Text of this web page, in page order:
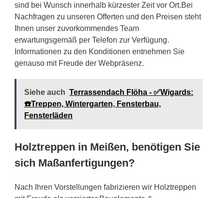
sind bei Wunsch innerhalb kürzester Zeit vor Ort.Bei
Nachfragen zu unseren Offerten und den Preisen steht
Ihnen unser zuvorkommendes Team
erwartungsgemäß per Telefon zur Verfügung.
Informationen zu den Konditionen entnehmen Sie
genauso mit Freude der Webpräsenz.
Siehe auch Terrassendach Flöha - ✅Wigards:
☎️Treppen, Wintergarten, Fensterbau,
Fensterläden
Holztreppen in Meißen, benötigen Sie
sich Maßanfertigungen?
Nach Ihren Vorstellungen fabrizieren wir Holztreppen